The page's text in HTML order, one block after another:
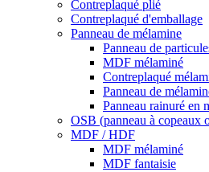
Contreplaqué plié
Contreplaqué d'emballage
Panneau de mélamine
Panneau de
MDF mélaminé
Contreplaqué
Panneau de
Panneau rainuré en
OSB (panneau à copeaux
MDF / HDF
MDF mélaminé
MDF fantaisie